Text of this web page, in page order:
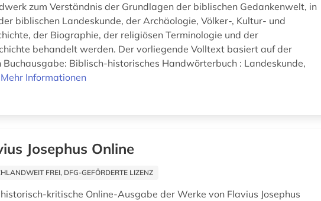
zum Verständnis der Grundlagen der biblischen Gedankenwelt, in
biblischen Landeskunde, der Archäologie, Völker-, Kultur- und
der Biographie, der religiösen Terminologie und der
behandelt werden. Der vorliegende Volltext basiert auf der
Biblisch-historisches Handwörterbuch : Landeskunde,
Mehr Informationen
Josephus Online
FREI, DFG-GEFÖRDERTE LIZENZ
kritische Online-Ausgabe der Werke von Flavius Josephus